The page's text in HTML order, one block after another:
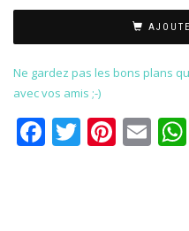
Ne gardez pas les bons plans
avec vos amis ;-)
Facebook
Twitter